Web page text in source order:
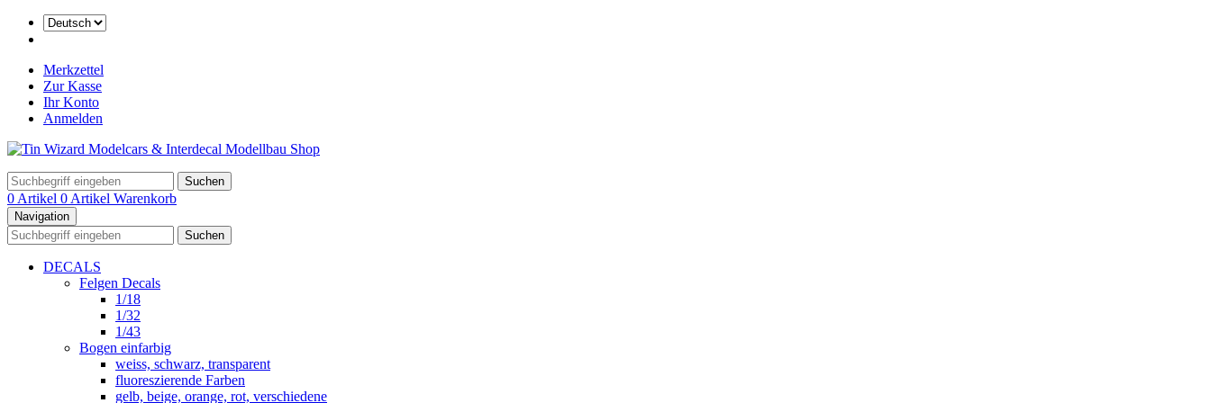
Merkzettel
Zur Kasse
Ihr Konto
Anmelden
Suchen
0 Artikel 0 Artikel Warenkorb
Navigation
Suchen
DECALS
Felgen Decals
1/18
1/32
1/43
Bogen einfarbig
weiss, schwarz, transparent
fluoreszierende Farben
gelb, beige, orange, rot, verschiedene